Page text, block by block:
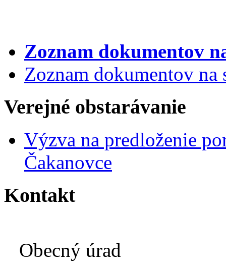
Zoznam dokumentov
Zoznam dokumentov
Verejné obstarávanie
Výzva na predloženie
Čakanovce
Kontakt
Obecný úrad